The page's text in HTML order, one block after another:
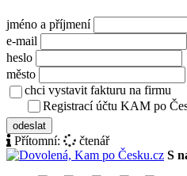
jméno a příjmení
e-mail
heslo
město
chci vystavit fakturu na firmu
Registrací účtu KAM po
odeslat
Přítomní:
čtenář
S